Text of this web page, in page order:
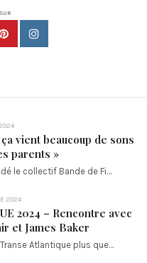
vient beaucoup de sons
parents »
le collectif Bande de Fi…
2024
2024 – Rencontre avec
et James Baker
Atlantique plus que…